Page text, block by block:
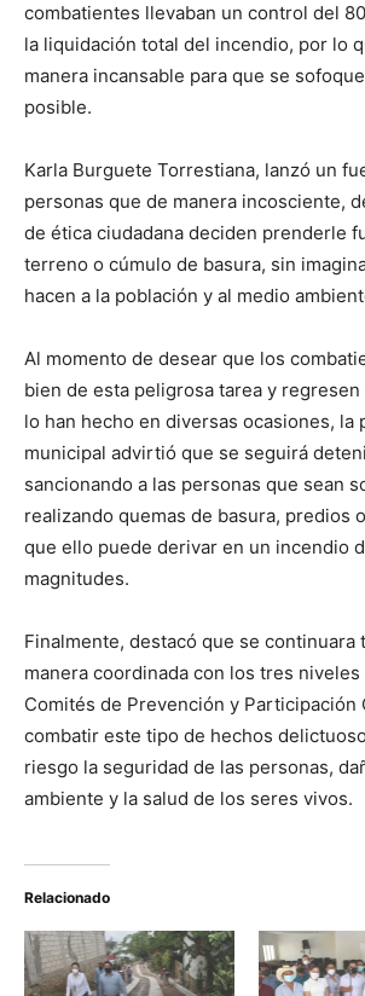
combatientes llevaban un control del
la liquidación total del incendio, por lo
manera incansable para que se
posible.
Karla Burguete Torrestiana, lanzó un
personas que de manera incosciente,
de ética ciudadana deciden prenderle
terreno o cúmulo de basura, sin
hacen a la población y al medio
Al momento de desear que los
bien de esta peligrosa tarea y
lo han hecho en diversas ocasiones, la
municipal advirtió que se seguirá
sancionando a las personas que sean
realizando quemas de basura, predios
que ello puede derivar en un incendio
magnitudes.
Finalmente, destacó que se continuara
manera coordinada con los tres
Comités de Prevención y Participación
combatir este tipo de hechos
riesgo la seguridad de las personas,
ambiente y la salud de los seres vivos.
Relacionado